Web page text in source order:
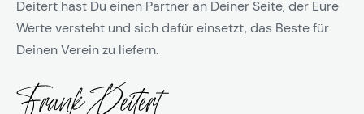
Deitert hast Du einen Partner an Deiner Seite, der Eure
Werte versteht und sich dafür einsetzt, das Beste für
Deinen Verein zu liefern.